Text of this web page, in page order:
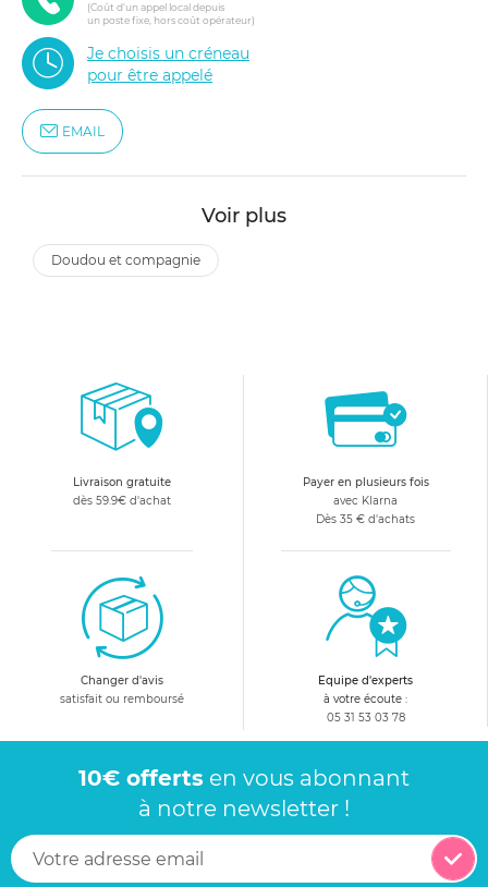
(Coût d'un appel local depuis
un poste fixe, hors coût opérateur)
Je choisis un créneau
pour être appelé
EMAIL
Voir plus
doudou et compagnie
Livraison gratuite
dès 59.9€ d'achat
Payer en plusieurs fois
avec Klarna
Dès 35 € d'achats
Changer d'avis
satisfait ou remboursé
Equipe d'experts
à votre écoute :
05 31 53 03 78
10€ offerts en vous abonnant
à notre newsletter !